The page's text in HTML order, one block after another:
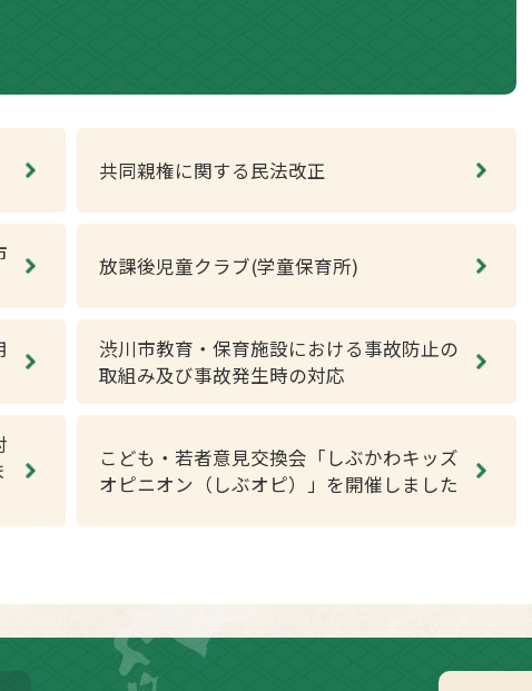
共同親権に関する民法改正
放課後児童クラブ(学童保育所)
渋川市教育・保育施設における事故防止の
取組み及び事故発生時の対応
こども・若者意見交換会「しぶかわキッズ
オピニオン（しぶオピ）」を開催しました